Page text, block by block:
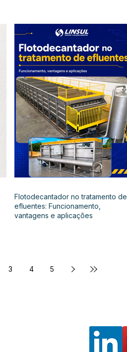
Flotodecantador no tratamento de
efluentes: Funcionamento,
vantagens e aplicações
3 4 5